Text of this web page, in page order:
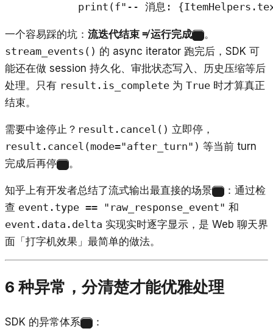
print(f"-- 消息:
一个容易踩的坑： 流迭代结束 ≠ 运行完成
。
stream_events() 的 async iterator 跑完后，SDK 可
能还在做 session 持久化、审批状态写入、历史压缩等后
处理。只有 result.is_complete 为 True 时才算真正
结束。
需要中途停止？ result.cancel() 立即停，
result.cancel(mode="after_turn") 等当前 turn
完成后再停
。
知乎上有开发者总结了流式输出最直接的场景
：通过检
查 event.type == "raw_response_event" 和
event.data.delta 实现实时逐字显示，是 Web 聊天界
面「打字机效果」最简单的做法。
6 种异常，分清楚才能优雅处理
SDK 的异常体系 ：